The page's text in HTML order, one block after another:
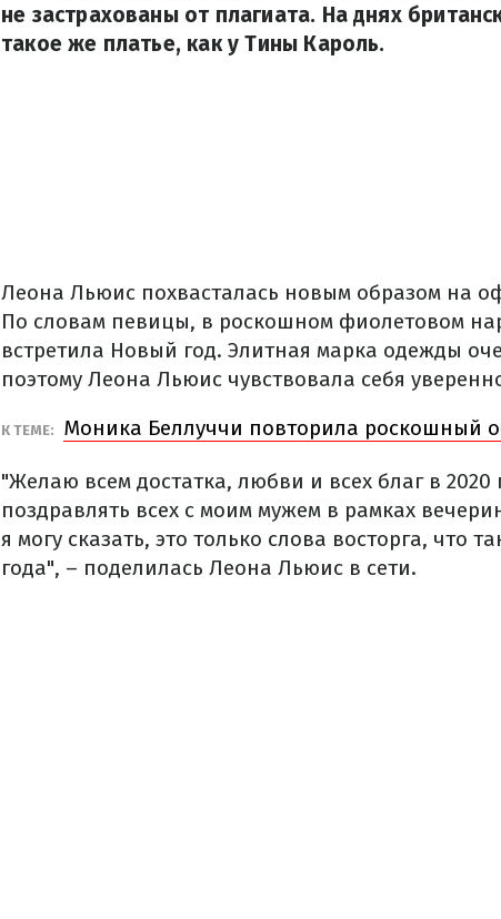
не застрахованы от плагиата. На днях
такое же платье, как у Тины Кароль.
Леона Льюис похвасталась новым образом на
По словам певицы, в роскошном фиолетовом
встретила Новый год. Элитная марка одежды
поэтому Леона Льюис чувствовала себя
К ТЕМЕ: Моника Беллуччи повторила роскошный
"Желаю всем достатка, любви и всех благ в 2020
поздравлять всех с моим мужем в рамках
я могу сказать, это только слова восторга, что
года", – поделилась Леона Льюис в сети.